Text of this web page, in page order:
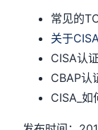
常见的
关于
CISA认
CBAP认
CISA_如